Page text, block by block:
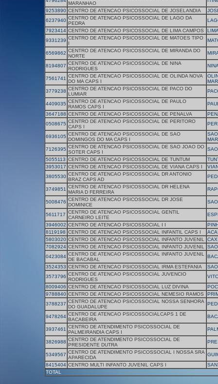
MARANHAO
9253890 CENTRO DE ATENCAO PSICOSSOCIAL DE JOSELANDIA
6237940 CENTRO DE ATENCAO PSICOSSOCIAL DE LAGO DA
PEDRA
7923414 CENTRO DE ATENCAO PSICOSSOCIAL DE LIMA CAMPOS
9331239 CENTRO DE ATENCAO PSICOSSOCIAL DE MATOES TIPO
I
6569862 CENTRO DE ATENCAO PSICOSSOCIAL DE MIRANDA DO
NORTE
8194807 CENTRO DE ATENCAO PSICOSSOCIAL DE NINA
RODRIGUES
7561741 CENTRO DE ATENCAO PSICOSSOCIAL DE OLINDA NOVA
DO MA CAPS I
3779238 CENTRO DE ATENCAO PSICOSSOCIAL DE PACO DO
LUMIAR
4409035 CENTRO DE ATENCAO PSICOSSOCIAL DE PAULO
RAMOS CAPS I
3647188 CENTRO DE ATENCAO PSICOSSOCIAL DE PENALVA
0508675 CENTRO DE ATENCAO PSICOSSOCIAL DE PERITORO
CAPS I
6936105 CENTRO DE ATENCAO PSICOSSOCIAL DE SAO
DOMINGOS DO MA CAPS I
7126395 CENTRO DE ATENCAO PSICOSSOCIAL DE SAO JOAO DO
SOTER CAPS I
5055113 CENTRO DE ATENCAO PSICOSSOCIAL DE TUNTUM
3953017 CENTRO DE ATENCAO PSICOSSOCIAL DE VIANA CAPS I
3805530 CENTRO DE ATENCAO PSICOSSOCIAL DR ANTONIO
BRAZ CAPS AD
3749851 CENTRO DE ATENCAO PSICOSSOCIAL DR HELENA
MARIA D FERREIRA
5008476 CENTRO DE ATENCAO PSICOSSOCIAL DR JOSE
DOMINICE
5611717 CENTRO DE ATENCAO PSICOSSOCIAL GENTIL
CARNEIRO LEITE
3946002 CENTRO DE ATENCAO PSICOSSOCIAL I I
8119198 CENTRO DE ATENCAO PSICOSSOCIAL INFANTIL CAPS I
5803020 CENTRO DE ATENCAO PSICOSSOCIAL INFANTO JUVENIL
7082924 CENTRO DE ATENCAO PSICOSSOCIAL INFANTO JUVENIL
0423084 CENTRO DE ATENCAO PSICOSSOCIAL INFANTO JUVENIL
DE BACABAL
3524353 CENTRO DE ATENCAO PSICOSSOCIAL IRMA ESTEFANIA
3573796 CENTRO DE ATENCAO PSICOSSOCIAL JUVENCIO
RODRIGUES
8009406 CENTRO DE ATENCAO PSICOSSOCIAL LUZ DIVINA
9788840 CENTRO DE ATENCAO PSICOSSOCIAL NEMESIO RAMOS
3788237 CENTRO DE ATENCAO PSICOSSOCIAL NOSSA SENHORA
DO GUADALUPE
9478264 CENTRO DE ATENCAO PSICOSSOCIALCAPS 1 DE
BACABEIRA
3937461 CENTRO DE ATENDIMENTO PSICOSSOCIAL DE
PALMEIRANDIA CAPS I
3826988 CENTRO DE ATENDIMENTO PSICOSSOCIAL DE
PRESIDENTE DUTRA
5349567 CENTRO DE ATENDIMENTO PSICOSSOCIAL I NOSSA SRA
APARECIDA
8415404 CENTRO MULTI INFANTO JUVENIL CAPS I
TOTAL